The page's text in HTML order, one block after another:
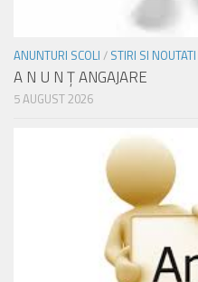
ANUNTURI SCOLI / STIRI SI NOUTATI
A N U N Ţ ANGAJARE
5 AUGUST 2026